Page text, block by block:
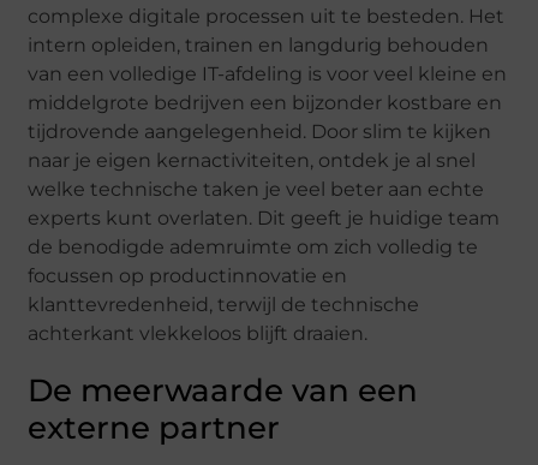
complexe digitale processen uit te besteden. Het
intern opleiden, trainen en langdurig behouden
van een volledige IT-afdeling is voor veel kleine en
middelgrote bedrijven een bijzonder kostbare en
tijdrovende aangelegenheid. Door slim te kijken
naar je eigen kernactiviteiten, ontdek je al snel
welke technische taken je veel beter aan echte
experts kunt overlaten. Dit geeft je huidige team
de benodigde ademruimte om zich volledig te
focussen op productinnovatie en
klanttevredenheid, terwijl de technische
achterkant vlekkeloos blijft draaien.
De meerwaarde van een
externe partner